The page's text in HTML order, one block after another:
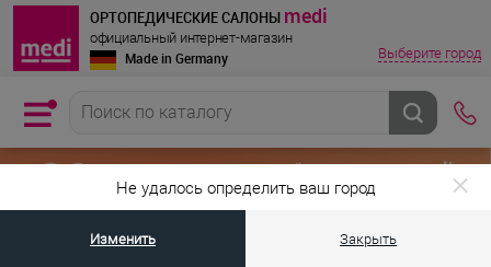
Не удалось определить ваш город
Изменить Закрыть
ОРТОПЕДИЧЕСКИЕ САЛОНЫ medi
официальный интернет-магазин
Made in Germany Выберите город
Главная страница • Ортопедические массажеры и